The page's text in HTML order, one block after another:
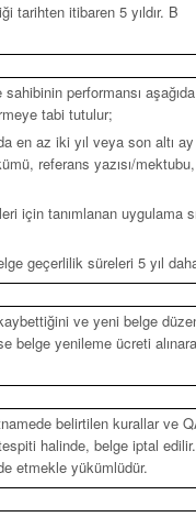
tarihten itibaren 5 yıldır. B
performansı
tabi tutulur;
en az iki yıl veya son altı
referans yazısı/
için tanımlanan uygulama
geçerlilik süreleri 5 yıl daha
ve yeni belge
belge yenileme ücreti
belirtilen kurallar ve
tespiti halinde, belge iptal
etmekle yükümlüdür.